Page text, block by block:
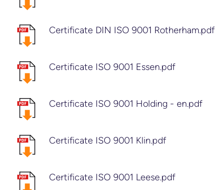
Certificate DIN ISO 9001 Rotherham.pdf
Certificate ISO 9001 Essen.pdf
Certificate ISO 9001 Holding - en.pdf
Certificate ISO 9001 Klin.pdf
Certificate ISO 9001 Leese.pdf